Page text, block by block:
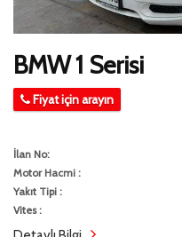
BMW 1 Serisi
Fiyat için arayın
İlan No:
Motor Hacmi :
Yakıt Tipi :
Vites :